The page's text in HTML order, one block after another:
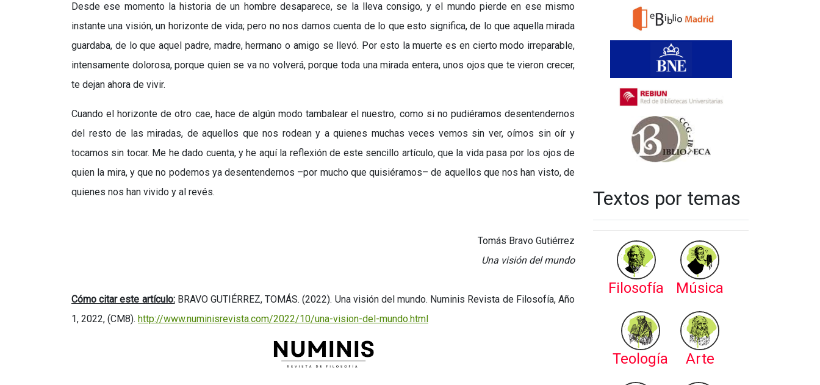
Desde ese momento la historia de un hombre desaparece, se la lleva consigo, y el mundo pierde en ese mismo
instante una visión, un horizonte de vida; pero no nos damos cuenta de lo que esto significa, de lo que aquella mirada
guardaba, de lo que aquel padre, madre, hermano o amigo se llevó. Por esto la muerte es en cierto modo irreparable,
intensamente dolorosa, porque quien se va no volverá, porque toda una mirada entera, unos ojos que te vieron crecer,
te dejan ahora de vivir.
Cuando el horizonte de otro cae, hace de algún modo tambalear el nuestro, como si no pudiéramos desentendernos
del resto de las miradas, de aquellos que nos rodean y a quienes muchas veces vemos sin ver, oímos sin oír y
tocamos sin tocar. Me he dado cuenta, y he aquí la reflexión de este sencillo artículo, que la vida pasa por los ojos de
quien la mira, y que no podemos ya desentendernos –por mucho que quisiéramos– de aquellos que nos han visto, de
quienes nos han vivido y al revés.
Tomás Bravo Gutiérrez
Una visión del mundo
Cómo citar este artículo:BRAVO GUTIÉRREZ, TOMÁS. (2022). Una visión del mundo. Numinis Revista de Filosofía, Año
1, 2022, (CM8). http://www.numinisrevista.com/2022/10/una-vision-del-mundo.html
Textos por temas
Filosofía Música
Teología Arte